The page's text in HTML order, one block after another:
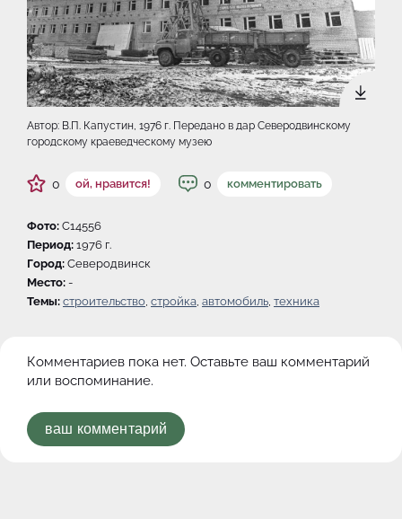
Автор: В.П. Капустин, 1976 г. Передано в дар Северодвинскому
городскому краеведческому музею
0 ой, нравится! 0 комментировать
Фото: C14556
Период: 1976 г.
Город: Северодвинск
Место: -
Темы: строительство, стройка, автомобиль, техника
Комментариев пока нет. Оставьте ваш комментарий
или воспоминание.
ваш комментарий